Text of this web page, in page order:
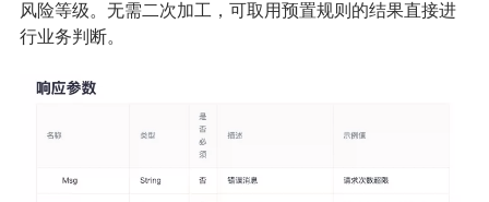
风险等级。无需二次加工，可取用预置规则的结果直接进
行业务判断。